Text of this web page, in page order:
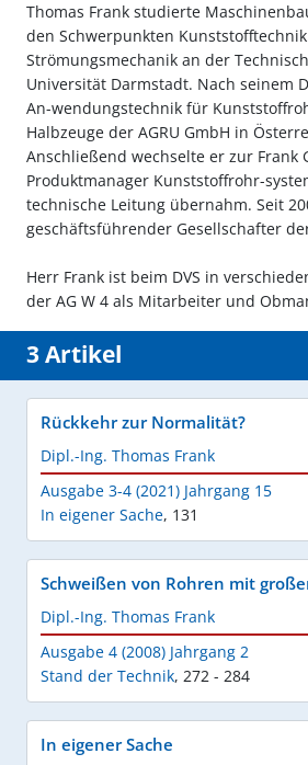
Thomas Frank studierte
den Schwerpunkten
Strömungsmechanik an der
Universität Darmstadt. Nach seinem
An-wendungstechnik für
Halbzeuge der AGRU GmbH in
Anschließend wechselte er zur Frank
Produktmanager Kunststoffrohr-
technische Leitung übernahm. Seit
geschäftsführender Gesellschafter
Herr Frank ist beim DVS in
der AG W 4 als Mitarbeiter und
3 Artikel
Rückkehr zur Normalität?
Dipl.-Ing. Thomas Frank
Ausgabe 3-4 (2021) Jahrgang 15
In eigener Sache, 131
Schweißen von Rohren mit
Dipl.-Ing. Thomas Frank
Ausgabe 4 (2008) Jahrgang 2
Stand der Technik, 272 - 284
In eigener Sache